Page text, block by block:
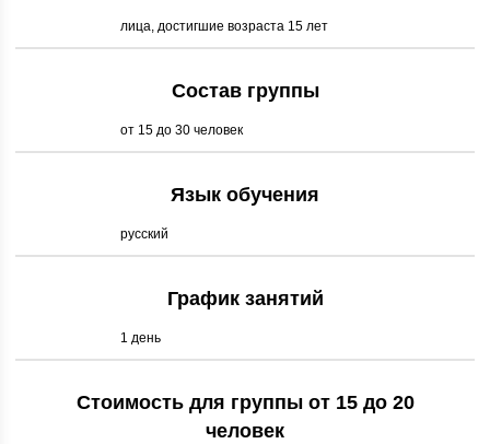
лица, достигшие возраста 15 лет
Состав группы
от 15 до 30 человек
Язык обучения
русский
График занятий
1 день
Стоимость для группы от 15 до 20
человек